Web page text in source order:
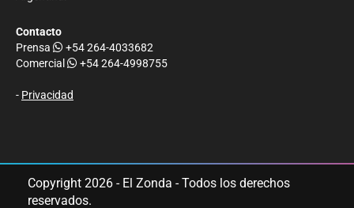
Contacto
Prensa
+54 264-4033682
Comercial
+54 264-4998755
- Privacidad
Copyright 2026 - El Zonda - Todos los derechos
reservados.